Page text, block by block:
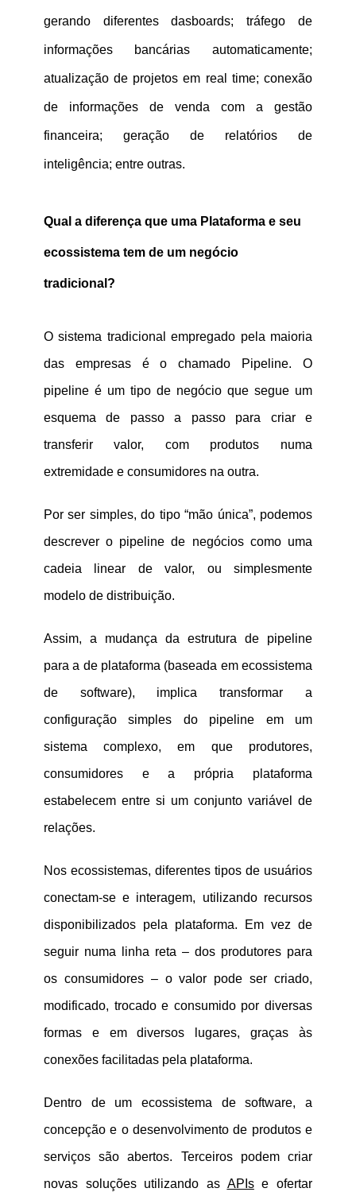
gerando diferentes dasboards; tráfego de
informações bancárias automaticamente;
atualização de projetos em real time; conexão
de informações de venda com a gestão
financeira; geração de relatórios de
inteligência; entre outras.
Qual a diferença que uma Pl ataforma e seu
ecossistema tem de um negócio
tradicional?
O sistema tradicional empregado pela maioria
das empresas é o chamado Pipeline. O
pipeline é um tipo de negócio que segue um
esquema de passo a passo para criar e
transferir valor, com produtos numa
extremidade e consumidores na outra.
Por ser simples, do tipo “mão única”, podemos
descrever o pipeline de negócios como uma
cadeia linear de valor, ou simplesmente
modelo de distribuição.
Assim, a mudança da estrutura de pipeline
para a de plataforma (baseada em ecossistema
de software), implica transformar a
configuração simples do pipeline em um
sistema complexo, em que produtores,
consumidores e a própria plataforma
estabelecem entre si um conjunto variável de
relações.
Nos ecossistemas, diferentes tipos de usuários
conectam-se e interagem, utilizando recursos
disponibilizados pela plataforma. Em vez de
seguir numa linha reta – dos produtores para
os consumidores – o valor pode ser criado,
modificado, trocado e consumido por diversas
formas e em diversos lugares, graças às
conexões facilitadas pela plataforma.
Dentro de um ecossistema de software, a
concepção e o desenvolvimento de produtos e
serviços são abertos. Terceiros podem criar
novas soluções utilizando as APIse ofertar